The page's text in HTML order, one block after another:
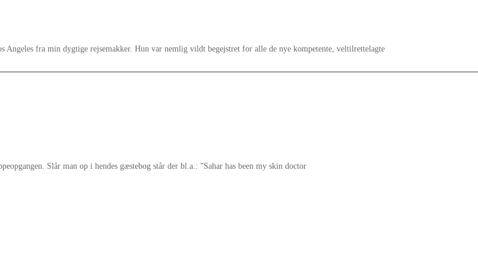
fra min dygtige rejsemakker. Hun var nemlig vildt begejstret for alle de nye kompetente, veltilrettelagte
Slår man op i hendes gæstebog står der bl.a.: ”Sahar has been my skin doctor